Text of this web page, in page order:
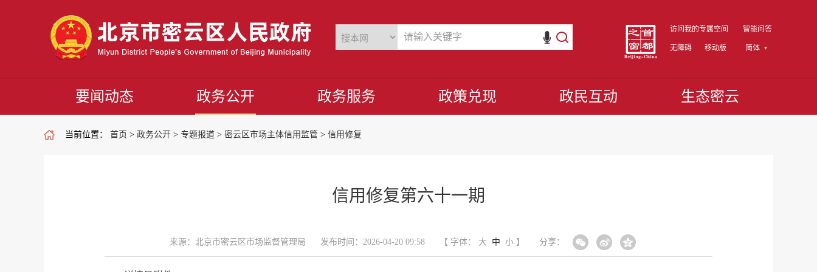
访问我的专属空间 智能问答
无障碍 移动版 简体
要闻动态 政务公开 政务服务 政策兑现 政民互动 生态密云
当前位置： 首页 > 政务公开 > 专题报道 > 密云区市场主体信用监管 > 信用修复
信用修复第六十一期
来源：北京市密云区市场监督管理局 发布时间：2026-04-20 09:58 【 字体： 大 中 小】 分享：